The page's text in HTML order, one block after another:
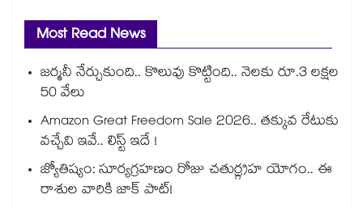
Most Read News
జర్మనీ నేర్చుకుంది.. కొలువు కొట్టింది.. నెలకు రూ.3 లక్షల
50 వేలు
Amazon Great Freedom Sale 2026.. తక్కువ రేటుకు
వచ్చేవి ఇవే.. లిస్ట్ ఇదే !
జ్యోతిష్యం: సూర్యగ్రహణం రోజు చతుర్గ్రహ యోగం.. ఈ
రాశుల వారికి జాక్ పాట్!